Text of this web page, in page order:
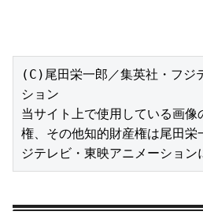
(C)尾田栄一郎／集英社・フジ
ション
当サイト上で使用している画像
権、その他知的財産権は尾田栄
ジテレビ・東映アニメーション